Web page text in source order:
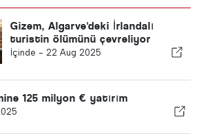
Gizem, Algarve'deki İrlandalı
turistin ölümünü çevreliyor
İçinde - 22 Aug 2025
125 milyon € yatırım